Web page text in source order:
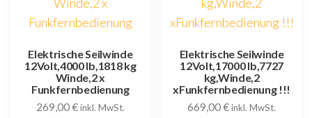
Elektrische Seilwinde
12Volt,4000 lb,1818 kg
Winde,2 x
Funkfernbedienung
269,00€inkl. MwSt.
Elektrische Seilwinde
12Volt,17000 lb,7727
kg,Winde,2
xFunkfernbedienung !!!
669,00€inkl. MwSt.